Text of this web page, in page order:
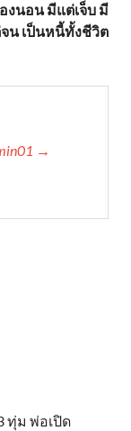
งนอน มีแต่เจ็บ มี
น เป็นหนี้ทั้งชีวิต
→
ทุ่ม พ่อเปิด